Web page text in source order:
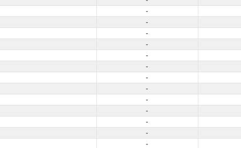
-
-
-
-
-
-
-
-
-
-
-
-
-